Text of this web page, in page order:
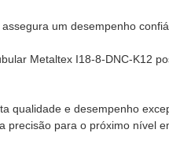
um desempenho
Metaltex I18-8-DNC-K12
qualidade e desempenho
precisão para o próximo nível